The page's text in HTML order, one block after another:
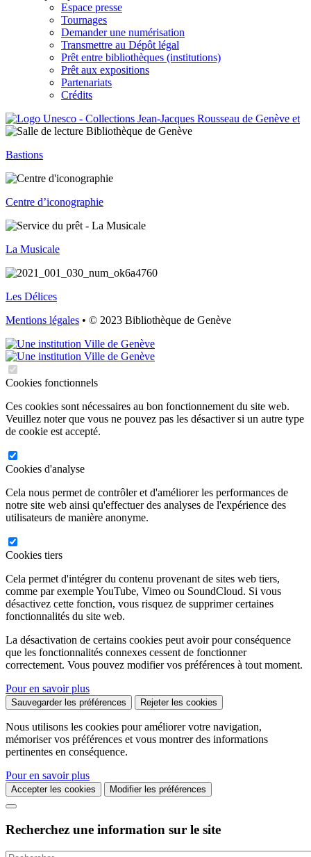
Espace presse
Tournages
Demander une numérisation
Transmettre au Dépôt légal
Prêt entre bibliothèques (institutions)
Prêt aux expositions
Partenariats
Crédits
Bastions
Centre d’iconographie
La Musicale
Les Délices
Mentions légales • © 2023 Bibliothèque de Genève
Cookies fonctionnels
Ces cookies sont nécessaires au bon fonctionnement du site web.
Veuillez noter que vous ne pouvez pas les désactiver si un autre type
de cookie est accepté.
Cookies d'analyse
Cela nous permet de contrôler et d'améliorer les performances de
notre site web ainsi qu'effectuer des analyses de l'expérience des
utilisateurs de manière anonyme.
Cookies tiers
Cela permet d'intégrer du contenu provenant de sites web tiers,
comme par exemple YouTube, Vimeo ou SoundCloud. Si vous
désactivez cette fonction, vous risquez de supprimer certaines
fonctionnalités du site web.
La désactivation de certains cookies peut avoir pour conséquence
que les fonctionnalités connexes cessent de fonctionner
correctement. Vous pouvez modifier vos préférences à tout moment.
Pour en savoir plus
Sauvegarder les préférences Rejeter les cookies
Nous utilisons les cookies pour améliorer votre navigation,
mémoriser vos préférences et vous montrer des informations
pertinentes en conséquence.
Pour en savoir plus
Accepter les cookies Modifier les préférences
Recherchez une information sur le site